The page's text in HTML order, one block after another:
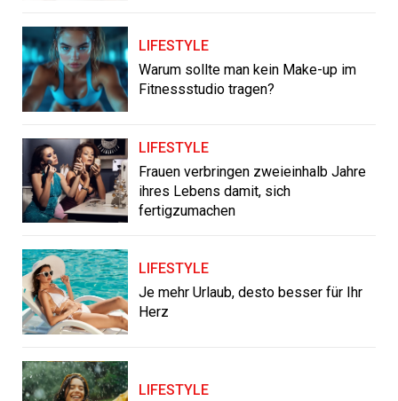
LIFESTYLE
Warum sollte man kein Make-up im
Fitnessstudio tragen?
LIFESTYLE
Frauen verbringen zweieinhalb Jahre
ihres Lebens damit, sich
fertigzumachen
LIFESTYLE
Je mehr Urlaub, desto besser für Ihr
Herz
LIFESTYLE